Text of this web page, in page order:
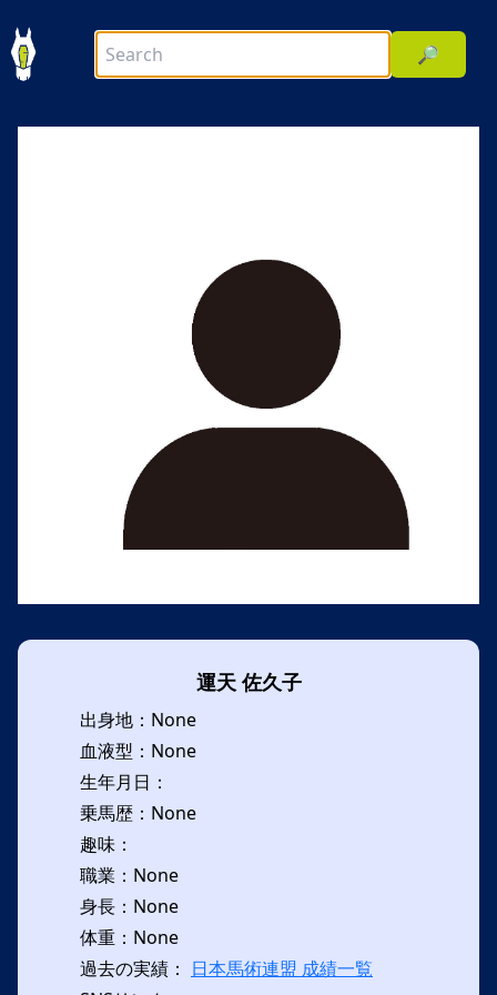
🔎
運天 佐久子
出身地：None
血液型：None
生年月日：
乗馬歴：None
趣味：
職業：None
身長：None
体重：None
過去の実績： 日本馬術連盟 成績一覧